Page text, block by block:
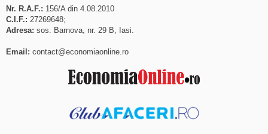
Nr. R.A.F.: 156/A din 4.08.2010
C.I.F.: 27269648;
Adresa: sos. Barnova, nr. 29 B, Iasi.
Email: contact@economiaonline.ro